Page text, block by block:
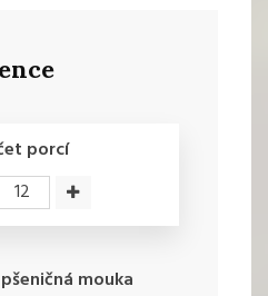
porcí
mouka